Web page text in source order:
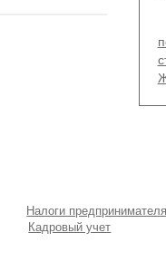
Налоги предпринимателя
Кадровый учет